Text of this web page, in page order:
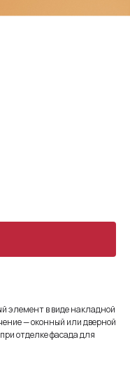
элемент в виде накладной
— оконный или дверной
отделке фасада для